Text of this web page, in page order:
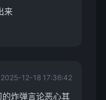
来
2025-12-18 17:36:42
炸弹言论恶心其